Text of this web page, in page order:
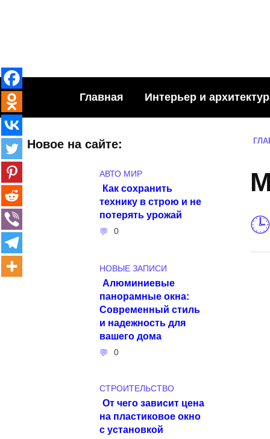
Главная Интерьер и
Новое на сайте:
АВТО МИР
Как сохранить
технику в строю и не
потерять урожай
0
НОВЫЕ ЗАПИСИ
Алюминиевые
панорамные окна:
Современный стиль
и надежность для
вашего дома
0
СТРОИТЕЛЬСТВО
От чего зависит цена
на пластиковое окно
с установкой